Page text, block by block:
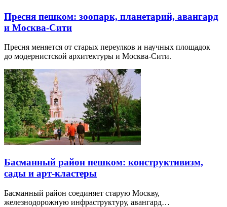
Пресня пешком: зоопарк, планетарий, авангард
и Москва-Сити
Пресня меняется от старых переулков и научных площадок
до модернистской архитектуры и Москва-Сити.
Басманный район пешком: конструктивизм,
сады и арт-кластеры
Басманный район соединяет старую Москву,
железнодорожную инфраструктуру, авангард…